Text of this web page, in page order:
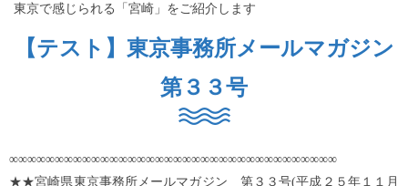
東京で感じられる「宮崎」をご紹介します
【テスト】東京事務所メールマガジン
第３３号
∞∞∞∞∞∞∞∞∞∞∞∞∞∞∞∞∞∞∞∞∞∞∞∞∞∞∞∞∞∞∞∞∞∞∞∞
★★宮崎県東京事務所メールマガジン 第３３号(平成２５年１１月